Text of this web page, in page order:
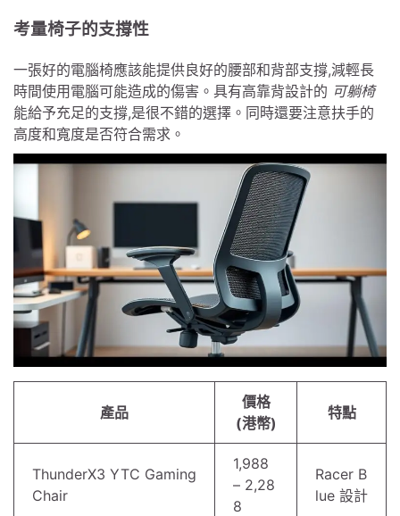
考量椅子的支撐性
一張好的電腦椅應該能提供良好的腰部和背部支撐,減輕長
時間使用電腦可能造成的傷害。具有高靠背設計的 可躺椅
能給予充足的支撐,是很不錯的選擇。同時還要注意扶手的
高度和寬度是否符合需求。
產品
價格
(港幣)
特點
ThunderX3 YTC Gaming
Chair
1,988
– 2,28
8
Racer B
lue 設計